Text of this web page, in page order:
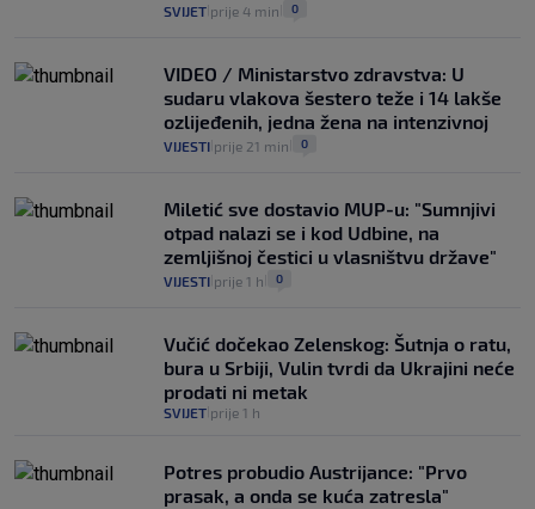
SVIJET prije 4 min 0
VIDEO / Ministarstvo zdravstva: U
sudaru vlakova šestero teže i 14 lakše
ozlijeđenih, jedna žena na intenzivnoj
VIJESTI prije 21 min 0
Miletić sve dostavio MUP-u: "Sumnjivi
otpad nalazi se i kod Udbine, na
zemljišnoj čestici u vlasništvu države"
VIJESTI prije 1 h 0
Vučić dočekao Zelenskog: Šutnja o ratu,
bura u Srbiji, Vulin tvrdi da Ukrajini neće
prodati ni metak
SVIJET prije 1 h
Potres probudio Austrijance: "Prvo
prasak, a onda se kuća zatresla"